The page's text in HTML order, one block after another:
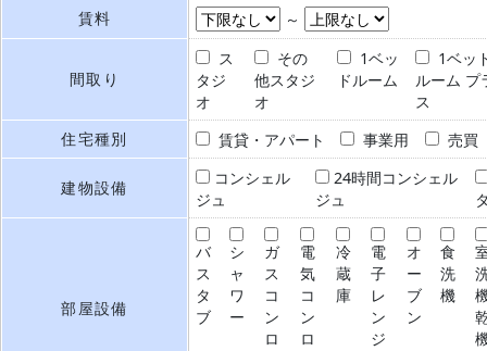
賃料 ～
間取り
ス
タジ
オ
その
他スタジ
オ
1ベッ
ドルーム
1ベッ
ルーム プ
ス
住宅種別
賃貸・アパート 事業用 売買
建物設備
コンシェル
ジュ
24時間コンシェル
ジュ
部屋設備
バ
ス
タ
ブ
シ
ャ
ワ
ー
ガ
ス
コ
ン
ロ
電
気
コ
ン
ロ
冷
蔵
庫
電
子
レ
ン
ジ
オ
ー
ブ
ン
食
洗
機